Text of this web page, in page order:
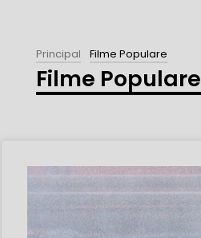
Principal Filme Populare
Filme Populare